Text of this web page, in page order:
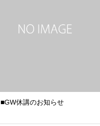
■GW休講のお知らせ